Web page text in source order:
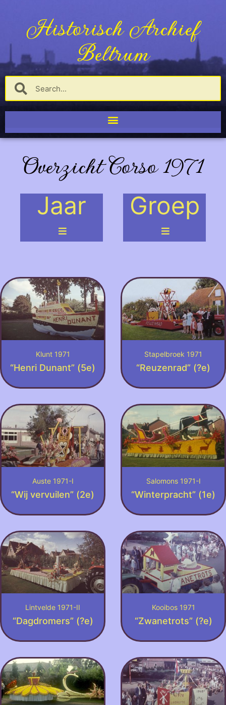
Historisch Archief
Beltrum
Overzicht Corso 1971
Jaar Groep
Klunt 1971
“Henri Dunant” (5e)
Stapelbroek 1971
“Reuzenrad” (?e)
Auste 1971-I
“Wij vervuilen” (2e)
Salomons 1971-I
“Winterpracht” (1e)
Lintvelde 1971-II
“Dagdromers” (?e)
Kooibos 1971
“Zwanetrots” (?e)